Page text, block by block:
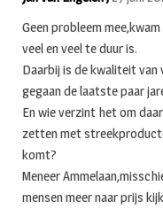
Geen probleem
veel en veel te duur is.
Daarbij is de kwaliteit
gegaan de laatste paar
En wie verzint het om
zetten met
komt?
Meneer
mensen meer naar prijs